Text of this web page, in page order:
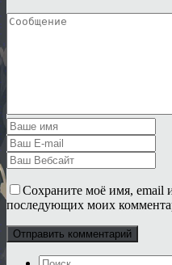
Сохраните моё имя, email
последующих моих